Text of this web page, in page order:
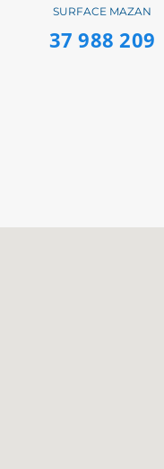
SURFACE MAZAN
37 988 209